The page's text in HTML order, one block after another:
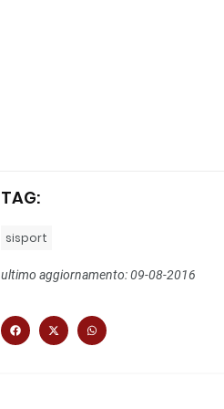
TAG:
sisport
ultimo aggiornamento: 09-08-2016